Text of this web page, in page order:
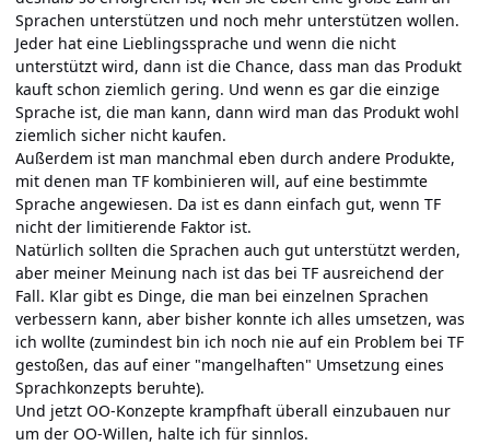
Sprachen unterstützen und noch mehr unterstützen wollen.
Jeder hat eine Lieblingssprache und wenn die nicht
unterstützt wird, dann ist die Chance, dass man das Produkt
kauft schon ziemlich gering. Und wenn es gar die einzige
Sprache ist, die man kann, dann wird man das Produkt wohl
ziemlich sicher nicht kaufen.
Außerdem ist man manchmal eben durch andere Produkte,
mit denen man TF kombinieren will, auf eine bestimmte
Sprache angewiesen. Da ist es dann einfach gut, wenn TF
nicht der limitierende Faktor ist.
Natürlich sollten die Sprachen auch gut unterstützt werden,
aber meiner Meinung nach ist das bei TF ausreichend der
Fall. Klar gibt es Dinge, die man bei einzelnen Sprachen
verbessern kann, aber bisher konnte ich alles umsetzen, was
ich wollte (zumindest bin ich noch nie auf ein Problem bei TF
gestoßen, das auf einer "mangelhaften" Umsetzung eines
Sprachkonzepts beruhte).
Und jetzt OO-Konzepte krampfhaft überall einzubauen nur
um der OO-Willen, halte ich für sinnlos.